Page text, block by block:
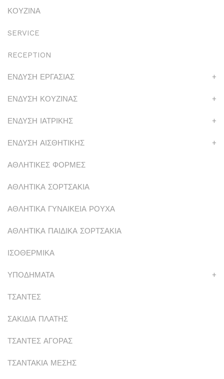
ΚΟΥΖΙΝΑ
SERVICE
RECEPTION
ΕΝΔΥΣΗ ΕΡΓΑΣΙΑΣ +
ΕΝΔΥΣΗ ΚΟΥΖΙΝΑΣ +
ΕΝΔΥΣΗ ΙΑΤΡΙΚΗΣ +
ΕΝΔΥΣΗ ΑΙΣΘΗΤΙΚΗΣ +
ΑΘΛΗΤΙΚΕΣ ΦΟΡΜΕΣ
ΑΘΛΗΤΙΚΑ ΣΟΡΤΣΑΚΙΑ
ΑΘΛΗΤΙΚΑ ΓΥΝΑΙΚΕΙΑ ΡΟΥΧΑ
ΑΘΛΗΤΙΚΑ ΠΑΙΔΙΚΑ ΣΟΡΤΣΑΚΙΑ
ΙΣΟΘΕΡΜΙΚΑ
ΥΠΟΔΗΜΑΤΑ +
ΤΣΑΝΤΕΣ
ΣΑΚΙΔΙΑ ΠΛΑΤΗΣ
ΤΣΑΝΤΕΣ ΑΓΟΡΑΣ
ΤΣΑΝΤΑΚΙΑ ΜΕΣΗΣ